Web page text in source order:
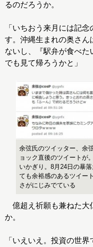
るのだろうか。
「いちおう来月には記
す。沖縄生まれの奥さん
ないし、『駅弁が食べた
でも見て帰ろうかと」
余弦氏のツイッター、余
ョック直後のツイートが
いかぎり。8月24日の暴
ても余裕感のあるツイー
さがにじみでている
億超え祈願も兼ねた大
か。
「いえいえ。投資の世